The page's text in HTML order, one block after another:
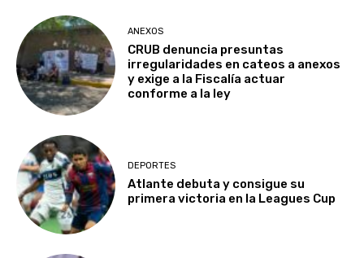
ANEXOS
CRUB denuncia presuntas
irregularidades en cateos a anexos
y exige a la Fiscalía actuar
conforme a la ley
DEPORTES
Atlante debuta y consigue su
primera victoria en la Leagues Cup